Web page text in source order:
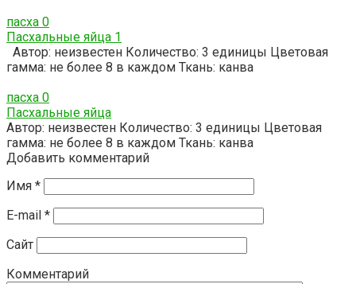
пасха 0
Пасхальные яйца 1
Автор: неизвестен Количество: 3 единицы Цветовая
гамма: не более 8 в каждом Ткань: канва
пасха 0
Пасхальные яйца
Автор: неизвестен Количество: 3 единицы Цветовая
гамма: не более 8 в каждом Ткань: канва
Добавить комментарий
Имя *
E-mail *
Сайт
Комментарий